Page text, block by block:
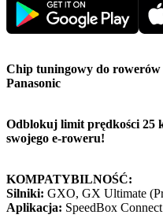
Chip tuningowy do
Panasonic
Odblokuj limit prędkości 25
swojego e-roweru!
KOMPATYBILNOŚĆ:
Silniki: GXO, GX Ultimate
Aplikacja: SpeedBox Connect